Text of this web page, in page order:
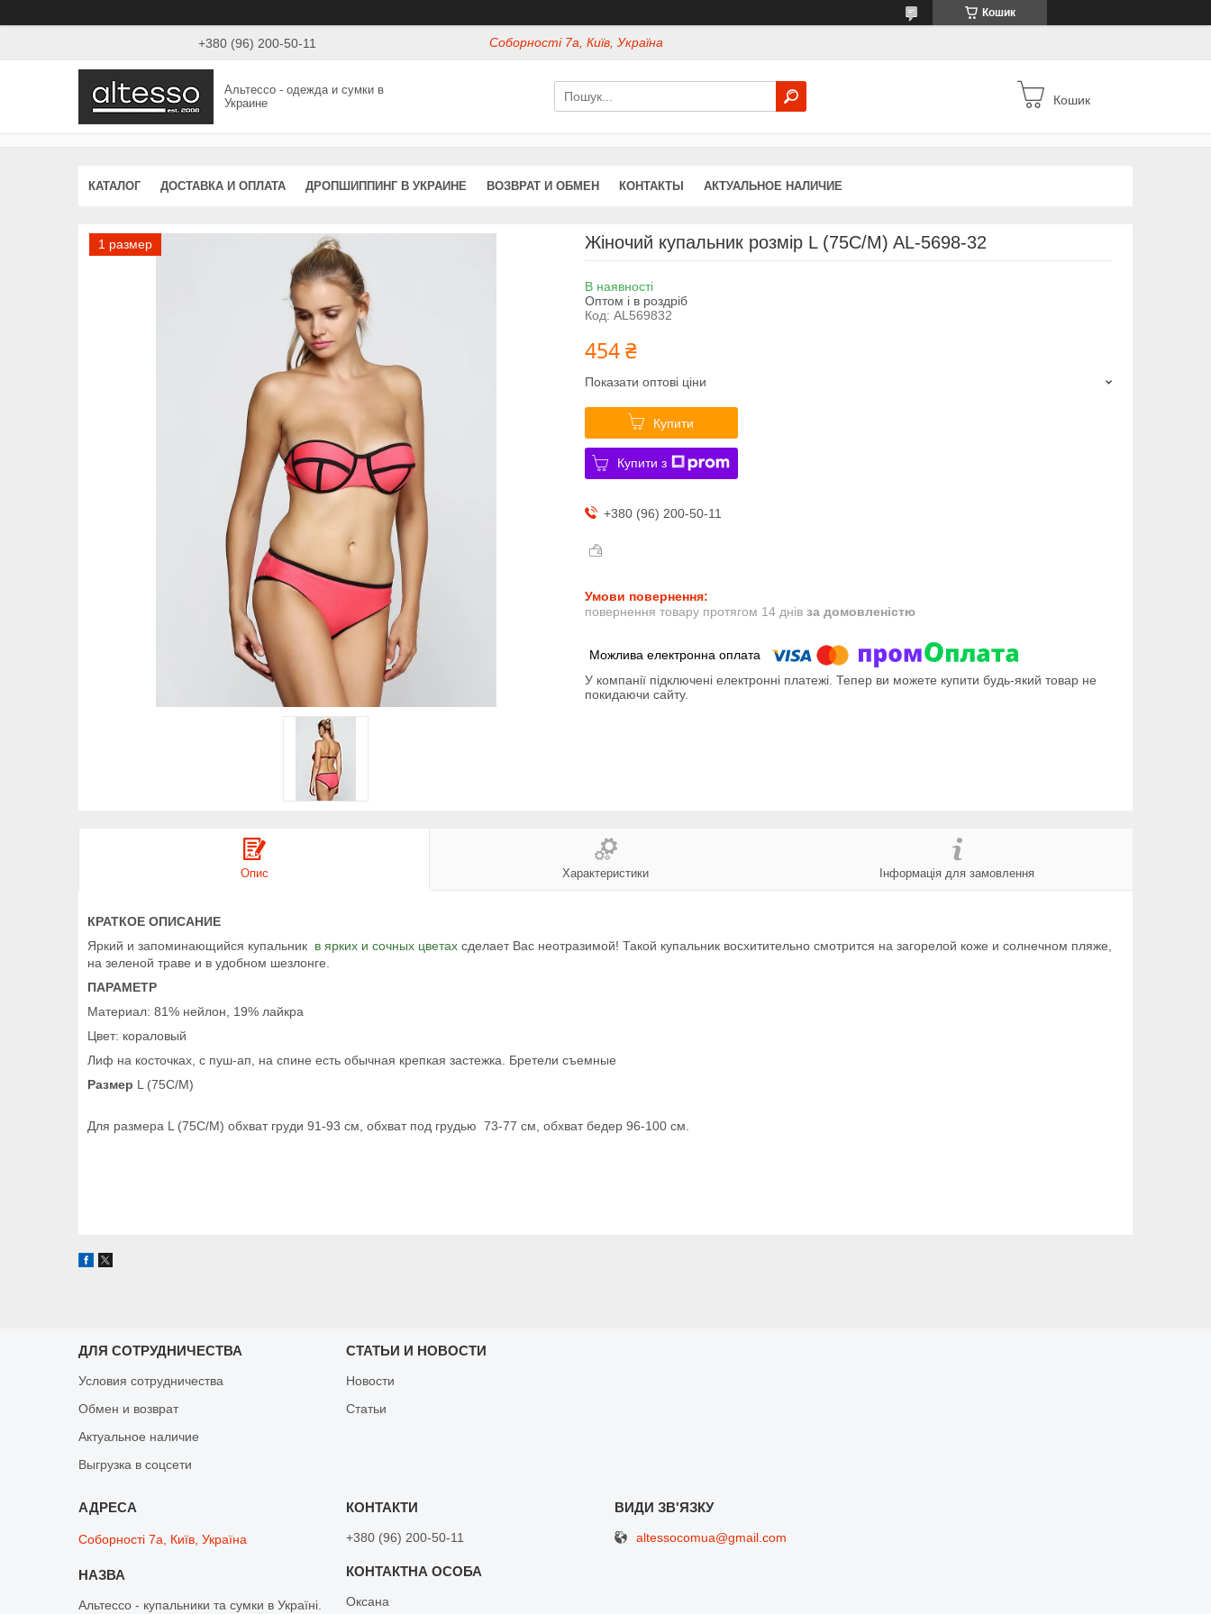
Кошик
+380 (96) 200-50-11 Соборності 7а, Київ, Україна
Альтессо - одежда и сумки в
Украине
Кошик
КАТАЛОГ ДОСТАВКА И ОПЛАТА ДРОПШИППИНГ В УКРАИНЕ ВОЗВРАТ И ОБМЕН КОНТАКТЫ АКТУАЛЬНОЕ НАЛИЧИЕ
1 размер Жіночий купальник розмір L (75C/M) AL-5698-32
В наявності
Оптом і в роздріб
Код: AL569832
454 ₴
Показати оптові ціни
Купити
Купити з
+380 (96) 200-50-11
повернення товару протягом 14 днів за домовленістю
У компанії підключені електронні платежі. Тепер ви можете купити будь-який товар не
покидаючи сайту.
Опис Характеристики Інформація для замовлення
КРАТКОЕ ОПИСАНИЕ
Яркий и запоминающийся купальник в ярких и сочных цветах сделает Вас неотразимой! Такой купальник восхитительно смотрится на загорелой коже и солнечном пляже,
на зеленой траве и в удобном шезлонге.
ПАРАМЕТР
Материал: 81% нейлон, 19% лайкра
Цвет: кораловый
Лиф на косточках, с пуш-ап, на спине есть обычная крепкая застежка. Бретели съемные
Размер L (75C/M)
Для размера L (75C/M) обхват груди 91-93 см, обхват под грудью 73-77 см, обхват бедер 96-100 см.
ДЛЯ СОТРУДНИЧЕСТВА
Условия сотрудничества
Обмен и возврат
Актуальное наличие
Выгрузка в соцсети
СТАТЬИ И НОВОСТИ
Новости
Статьи
Соборності 7а, Київ, Україна
Альтессо - купальники та сумки в Україні.
+380 (96) 200-50-11
Оксана
altessocomua@gmail.com